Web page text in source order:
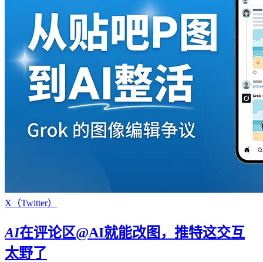
X（Twitter）
AI在评论区@AI就能改图，推特这交互
太野了